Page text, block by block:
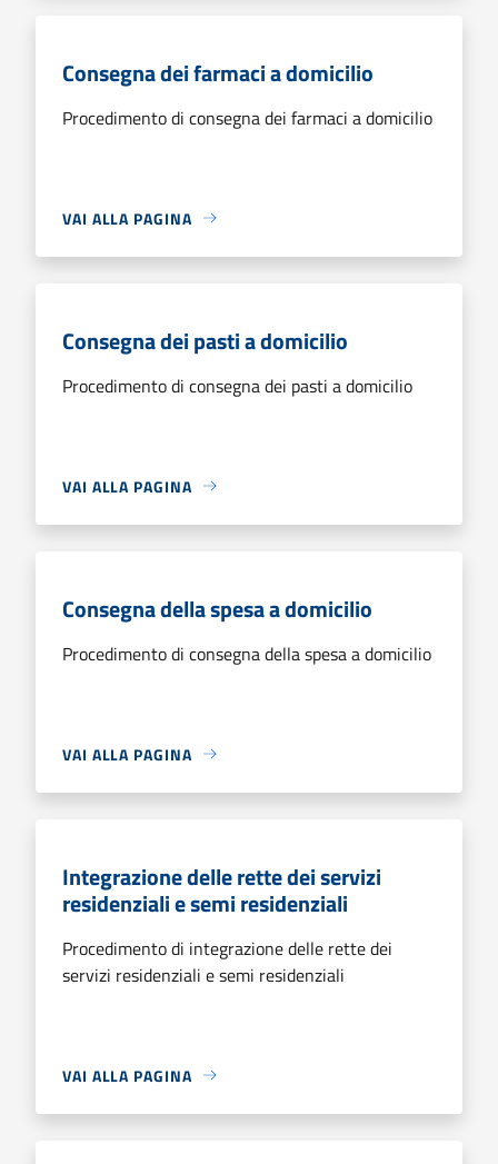
Consegna dei farmaci a domicilio
Procedimento di consegna dei farmaci a domicilio
VAI ALLA PAGINA
Consegna dei pasti a domicilio
Procedimento di consegna dei pasti a domicilio
VAI ALLA PAGINA
Consegna della spesa a domicilio
Procedimento di consegna della spesa a domicilio
VAI ALLA PAGINA
Integrazione delle rette dei servizi
residenziali e semi residenziali
Procedimento di integrazione delle rette dei
servizi residenziali e semi residenziali
VAI ALLA PAGINA